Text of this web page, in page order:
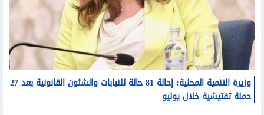
وزيرة التنمية المحلية: إحالة 81 حالة للنيابات والشئون القانونية بعد 27
حملة تفتيشية خلال يوليو